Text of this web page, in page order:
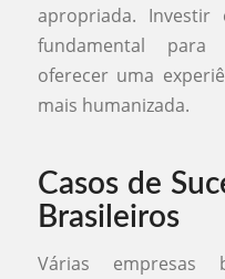
apropriada.
fundamental para
oferecer uma
mais humanizada.
Casos de
Brasileiros
Várias empresas